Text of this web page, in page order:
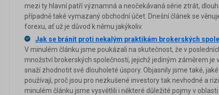
mezi ty hlavní patří významná a neočekávaná série ztrát,
případně také vymazaný obchodní účet. Dnešní článek se
forexu, ať už je důvod k němu jakýkoliv.
Jak se bránit proti nekalým praktikám brokerských
V minulém článku jsme poukázali na skutečnost, že v
množství brokerských společností, jejichž jediným záměrem je
snaží zhodnotit své dlouholeté úspory. Objasnily jsme také,
používají, proč jsou pro nezkušené investory tak nevhodné a
minulém článku jsme vysvětlili i některé důležité pojmy v